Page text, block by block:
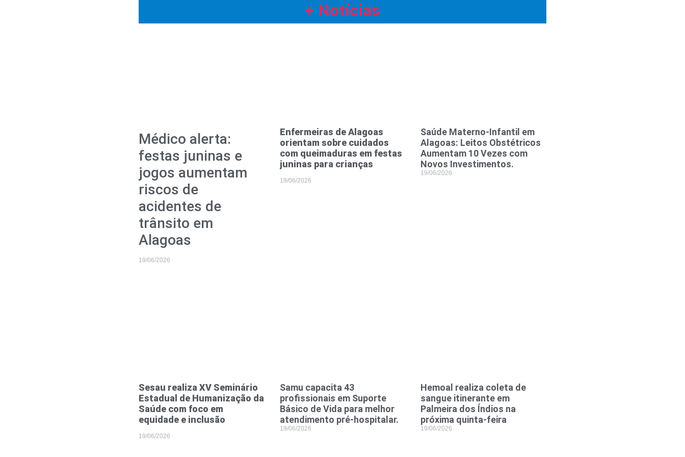
+ Notícias
Médico alerta:
festas juninas e
jogos aumentam
riscos de
acidentes de
trânsito em
Alagoas
19/06/2026
Enfermeiras de Alagoas
orientam sobre cuidados
com queimaduras em festas
juninas para crianças
19/06/2026
Saúde Materno-Infantil em
Alagoas: Leitos Obstétricos
Aumentam 10 Vezes com
Novos Investimentos.
19/06/2026
Sesau realiza XV Seminário
Estadual de Humanização da
Saúde com foco em
equidade e inclusão
19/06/2026
Samu capacita 43
profissionais em Suporte
Básico de Vida para melhor
atendimento pré-hospitalar.
19/06/2026
Hemoal realiza coleta de
sangue itinerante em
Palmeira dos Índios na
próxima quinta-feira
19/06/2026